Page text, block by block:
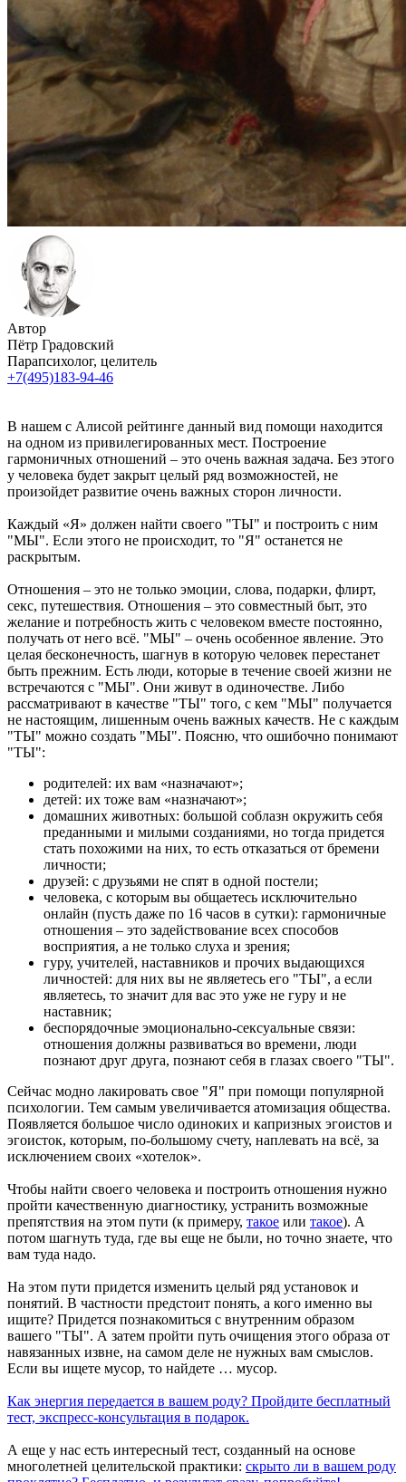
Автор
Пётр Градовский
Парапсихолог, целитель
+7(495)183-94-46
В нашем с Алисой рейтинге данный вид помощи находится
на одном из привилегированных мест. Построение
гармоничных отношений – это очень важная задача. Без этого
у человека будет закрыт целый ряд возможностей, не
произойдет развитие очень важных сторон личности.
Каждый «Я» должен найти своего "ТЫ" и построить с ним
"МЫ". Если этого не происходит, то "Я" останется не
раскрытым.
Отношения – это не только эмоции, слова, подарки, флирт,
секс, путешествия. Отношения – это совместный быт, это
желание и потребность жить с человеком вместе постоянно,
получать от него всё. "МЫ" – очень особенное явление. Это
целая бесконечность, шагнув в которую человек перестанет
быть прежним. Есть люди, которые в течение своей жизни не
встречаются с "МЫ". Они живут в одиночестве. Либо
рассматривают в качестве "ТЫ" того, с кем "МЫ" получается
не настоящим, лишенным очень важных качеств. Не с каждым
"ТЫ" можно создать "МЫ". Поясню, что ошибочно понимают
"ТЫ":
родителей: их вам «назначают»;
детей: их тоже вам «назначают»;
домашних животных: большой соблазн окружить себя
преданными и милыми созданиями, но тогда придется
стать похожими на них, то есть отказаться от бремени
личности;
друзей: с друзьями не спят в одной постели;
человека, с которым вы общаетесь исключительно
онлайн (пусть даже по 16 часов в сутки): гармоничные
отношения – это задействование всех способов
восприятия, а не только слуха и зрения;
гуру, учителей, наставников и прочих выдающихся
личностей: для них вы не являетесь его "ТЫ", а если
являетесь, то значит для вас это уже не гуру и не
наставник;
беспорядочные эмоционально-сексуальные связи:
отношения должны развиваться во времени, люди
познают друг друга, познают себя в глазах своего "ТЫ".
Сейчас модно лакировать свое "Я" при помощи популярной
психологии. Тем самым увеличивается атомизация общества.
Появляется большое число одиноких и капризных эгоистов и
эгоисток, которым, по-большому счету, наплевать на всё, за
исключением своих «хотелок».
Чтобы найти своего человека и построить отношения нужно
пройти качественную диагностику, устранить возможные
препятствия на этом пути (к примеру, такое или такое). А
потом шагнуть туда, где вы еще не были, но точно знаете, что
вам туда надо.
На этом пути придется изменить целый ряд установок и
понятий. В частности предстоит понять, а кого именно вы
ищите? Придется познакомиться с внутренним образом
вашего "ТЫ". А затем пройти путь очищения этого образа от
навязанных извне, на самом деле не нужных вам смыслов.
Если вы ищете мусор, то найдете … мусор.
Как энергия передается в вашем роду? Пройдите бесплатный
тест, экспресс-консультация в подарок.
А еще у нас есть интересный тест, созданный на основе
многолетней целительской практики: скрыто ли в вашем роду